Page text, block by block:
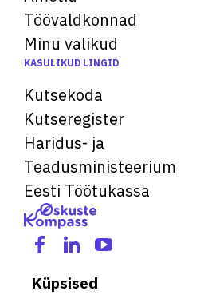
Töövaldkonnad
Minu valikud
KASULIKUD LINGID
Kutsekoda
Kutseregister
Haridus- ja
Teadusministeerium
Eesti Töötukassa
Küpsised